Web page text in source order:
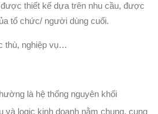
thiết kế dựa trên nhu cầu, được
tổ chức/ người dùng cuối.
thù, nghiệp vụ…
là hệ thống nguyên khối
và logic kinh doanh nằm chung, cung